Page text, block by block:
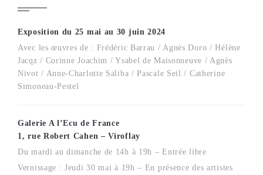
Exposition du 25 mai au 30 juin 2024
Avec les œuvres de : Frédéric Barrau / Agnès Doro / Hélène
Jacqz / Corinne Joachim / Ysabel de Maisonneuve / Agnès
Nivot / Anne-Charlotte Saliba / Pascale Seil / Catherine
Simoneau-Pestel
Galerie A l’Ecu de France
1, rue Robert Cahen – Viroflay
Du mardi au dimanche de 14h à 19h – Entrée libre
Vernissage : Jeudi 30 mai à 19h – En présence des artistes